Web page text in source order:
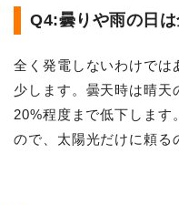
Q4:曇りや雨の日
全く発電しないわけでは
少します。曇天時は晴天
20%程度まで低下します
ので、太陽光だけに頼る